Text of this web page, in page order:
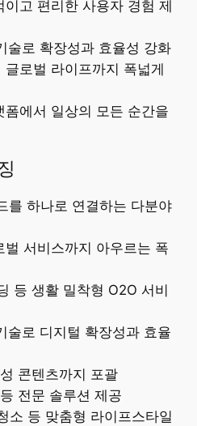
이고 편리한 사용자 경험 제
술로 확장성과 효율성 강화
로벌 라이프까지 폭넓게
에서 일상의 모든 순간을
를 하나로 연결하는 다분야
벌 서비스까지 아우르는 폭
등 생활 밀착형 O2O 서비
술로 디지털 확장성과 효율
콘텐츠까지 포괄
전문 솔루션 제공
소 등 맞춤형 라이프스타일